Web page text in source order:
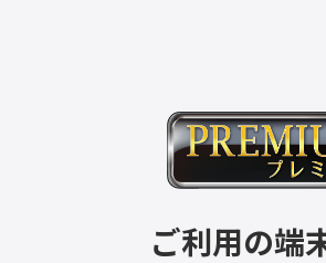
ご利用の端